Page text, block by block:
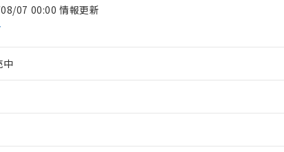
07 00:00 情報更新
中